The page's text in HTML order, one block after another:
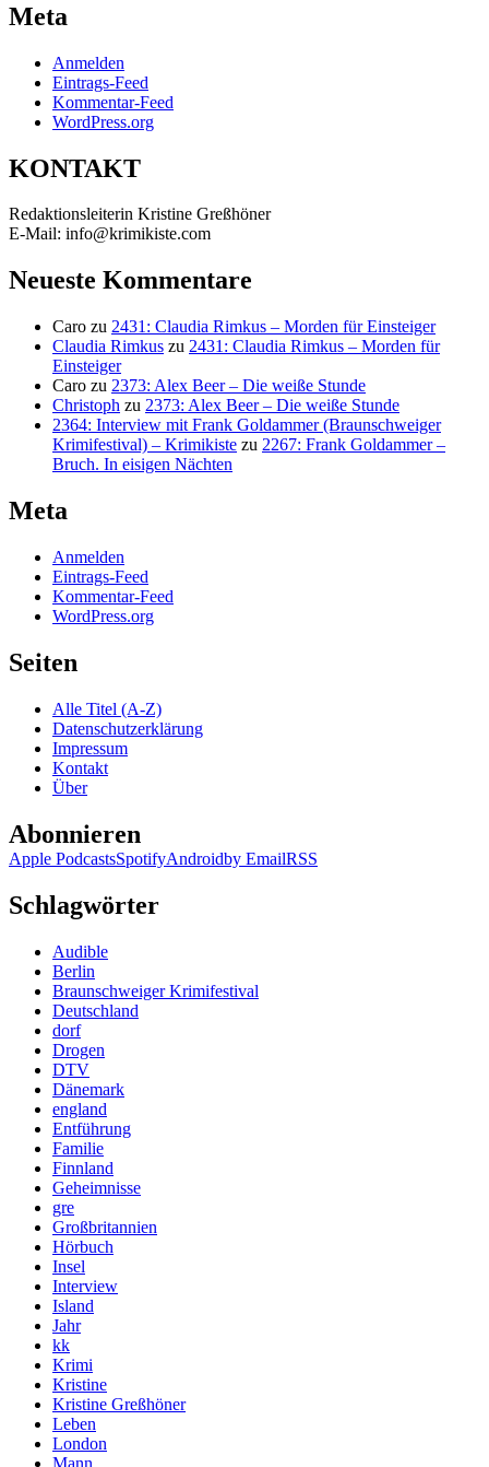
Meta
Anmelden
Eintrags-Feed
Kommentar-Feed
WordPress.org
KONTAKT
Redaktionsleiterin Kristine Greßhöner
E-Mail: info@krimikiste.com
Neueste Kommentare
Caro zu 2431: Claudia Rimkus – Morden für Einsteiger
Claudia Rimkus zu 2431: Claudia Rimkus – Morden für
Einsteiger
Caro zu 2373: Alex Beer – Die weiße Stunde
Christoph zu 2373: Alex Beer – Die weiße Stunde
2364: Interview mit Frank Goldammer (Braunschweiger
Krimifestival) – Krimikiste zu 2267: Frank Goldammer –
Bruch. In eisigen Nächten
Meta
Anmelden
Eintrags-Feed
Kommentar-Feed
WordPress.org
Seiten
Alle Titel (A-Z)
Datenschutzerklärung
Impressum
Kontakt
Über
Abonnieren
Apple PodcastsSpotifyAndroidby EmailRSS
Schlagwörter
Audible
Berlin
Braunschweiger Krimifestival
Deutschland
dorf
Drogen
DTV
Dänemark
england
Entführung
Familie
Finnland
Geheimnisse
gre
Großbritannien
Hörbuch
Insel
Interview
Island
Jahr
kk
Krimi
Kristine
Kristine Greßhöner
Leben
London
Mann